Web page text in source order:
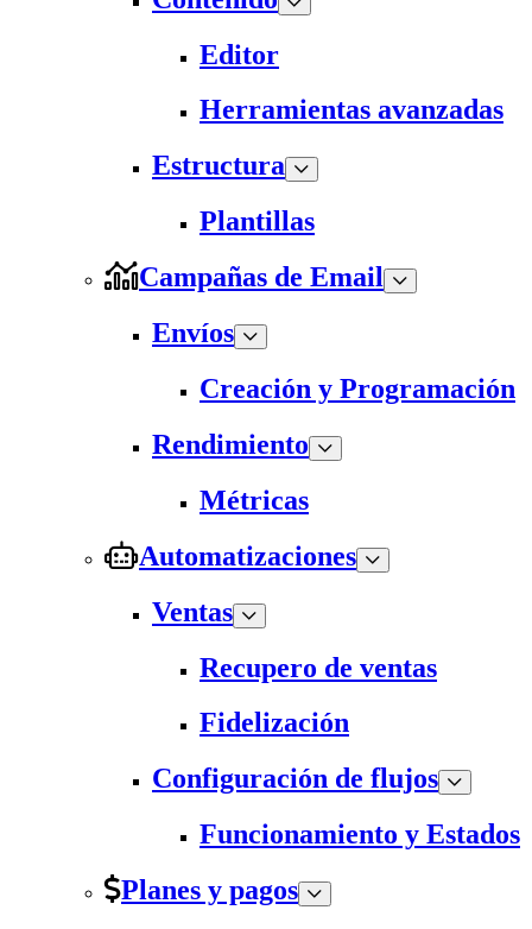
Editor
Herramientas avanzadas
Estructura
Plantillas
Campañas de Email
Envíos
Creación y Programación
Rendimiento
Métricas
Automatizaciones
Ventas
Recupero de ventas
Fidelización
Configuración de flujos
Funcionamiento y Estados
Planes y pagos